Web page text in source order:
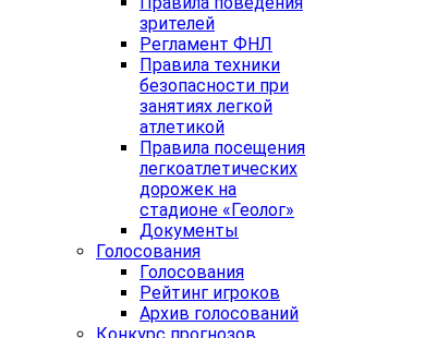
зрителей
Регламент ФНЛ
Правила техники
безопасности при
занятиях легкой
атлетикой
Правила посещения
легкоатлетических
дорожек на
стадионе «Геолог»
Документы
Голосования
Голосования
Рейтинг игроков
Архив голосований